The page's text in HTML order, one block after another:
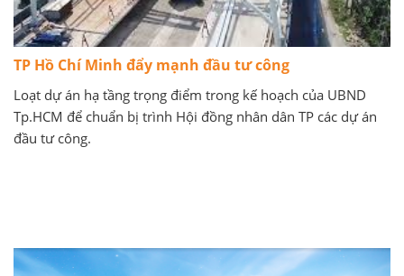
TP Hồ Chí Minh đẩy mạnh đầu tư công
Loạt dự án hạ tầng trọng điểm trong kế hoạch của UBND
Tp.HCM để chuẩn bị trình Hội đồng nhân dân TP các dự án
đầu tư công.